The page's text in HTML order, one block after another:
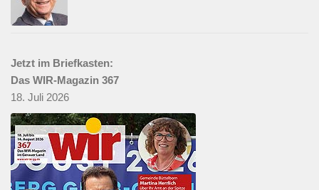
Jetzt im Briefkasten:
Das WIR-Magazin 367
18. Juli 2026